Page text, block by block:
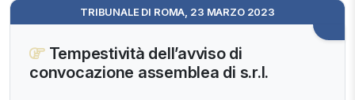
TRIBUNALE DI ROMA, 23 MARZO 2023
Tempestività dell’avviso di
convocazione assemblea di s.r.l.